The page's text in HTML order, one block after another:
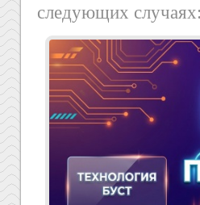
следующих случаях: